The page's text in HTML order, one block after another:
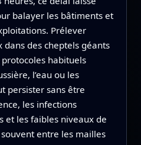
balayer les bâtiments et
Prélever
dans des cheptels géants
habituels
l’eau ou les
persister sans être
les infections
et les faibles niveaux de
entre les mailles